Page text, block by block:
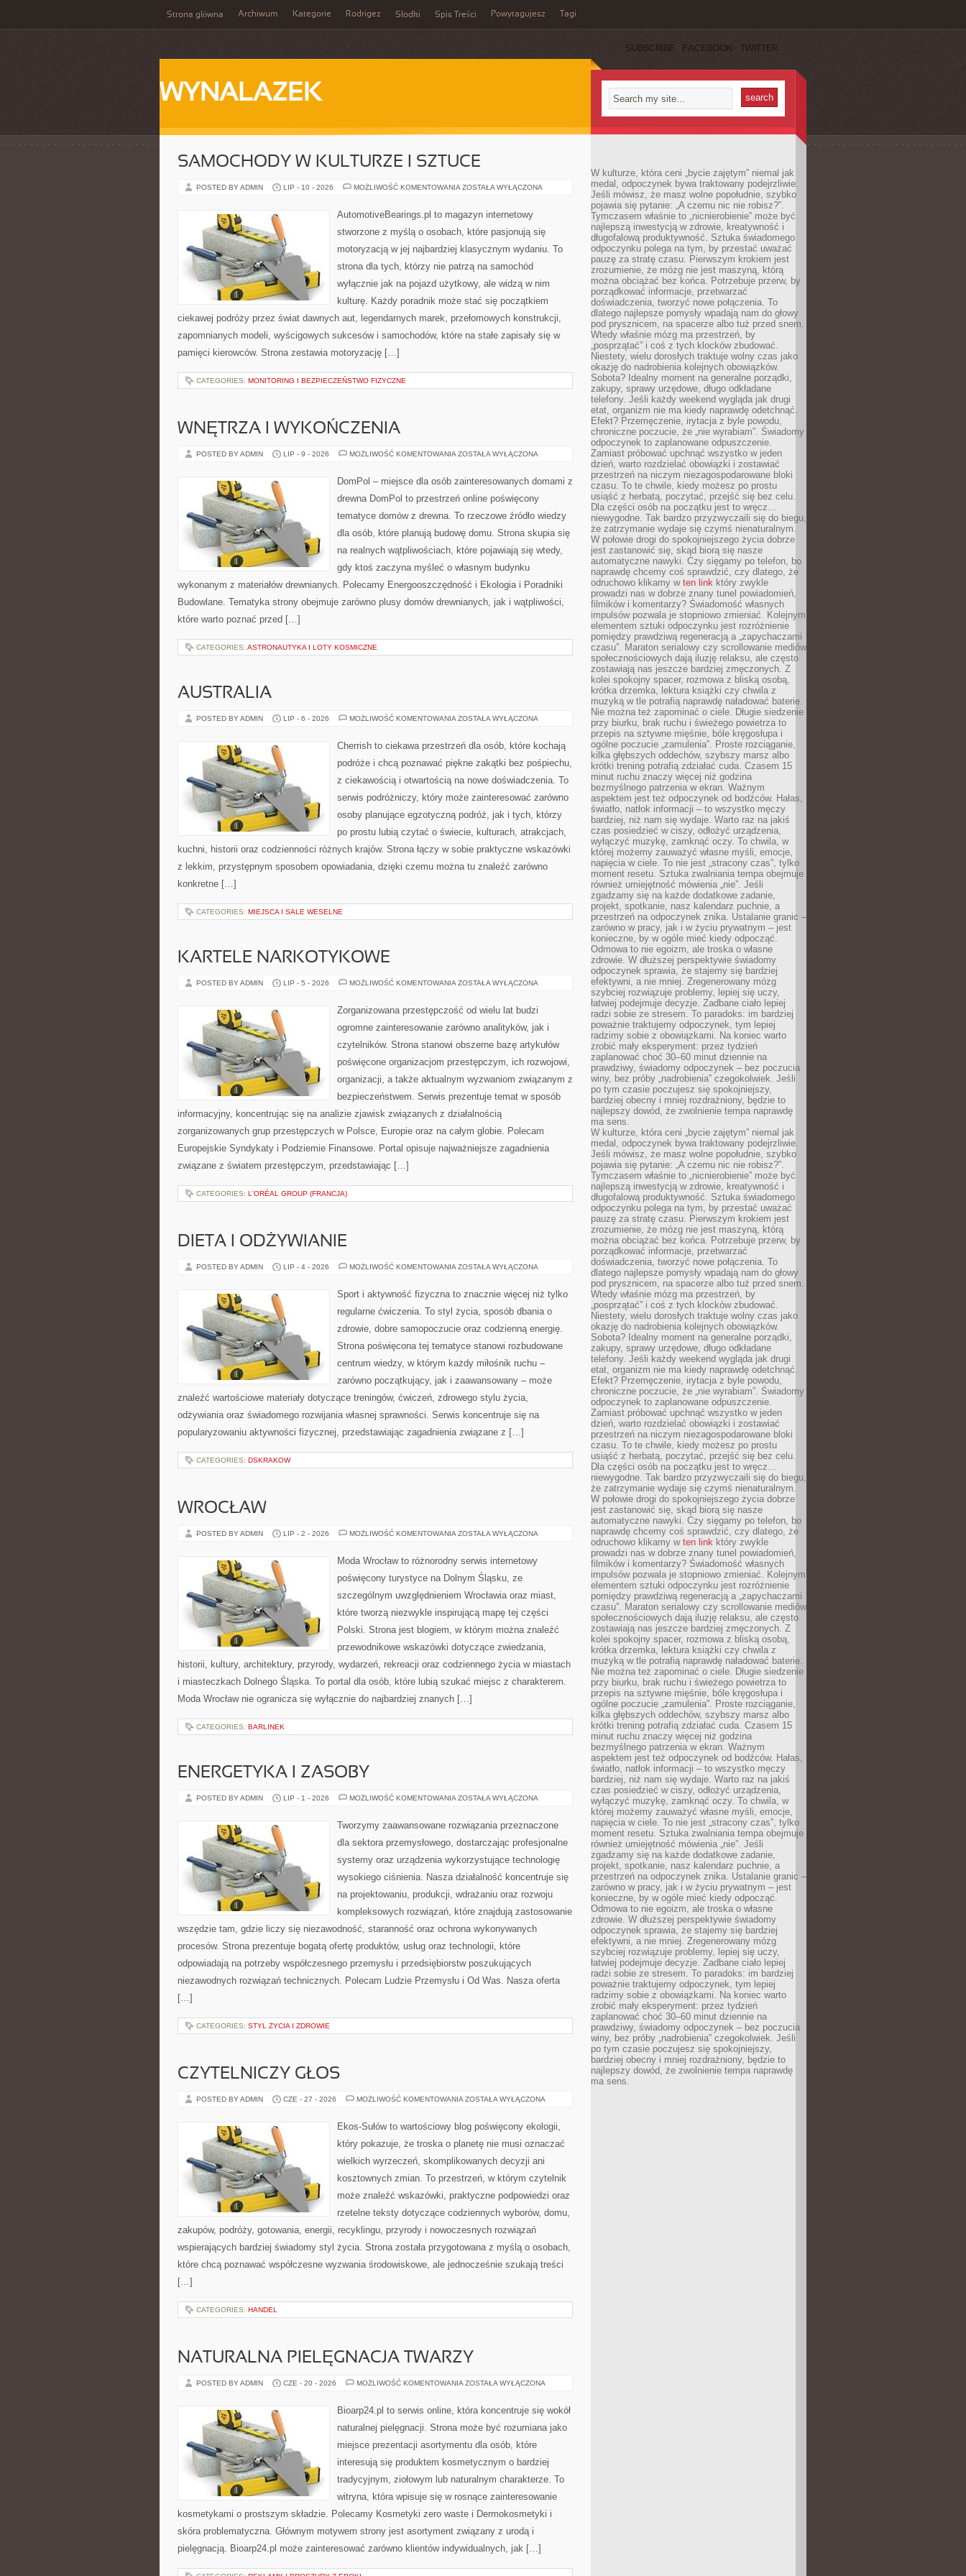
Strona główna Archiwum Kategorie Rodrigez Słodki Spis Treści Powytagujesz Tagi
SUBSCRIBE FACEBOOK TWITTER
WYNALAZEK
SAMOCHODY W KULTURZE I SZTUCE
POSTED BY ADMIN LIP - 10 - 2026 MOŻLIWOŚĆ KOMENTOWANIA SAMOCHODY
SZTUCE
ZOSTAŁA WYŁĄCZONA
AutomotiveBearings.pl to magazyn internetowy
stworzone z myślą o osobach, które pasjonują się
motoryzacją w jej najbardziej klasycznym wydaniu. To
strona dla tych, którzy nie patrzą na samochód
wyłącznie jak na pojazd użytkowy, ale widzą w nim
kulturę. Każdy poradnik może stać się początkiem
ciekawej podróży przez świat dawnych aut, legendarnych marek, przełomowych konstrukcji,
zapomnianych modeli, wyścigowych sukcesów i samochodów, które na stałe zapisały się w
pamięci kierowców. Strona zestawia motoryzację […]
CATEGORIES: MONITORING I BEZPIECZEŃSTWO FIZYCZNE
WNĘTRZA I WYKOŃCZENIA
POSTED BY ADMIN LIP - 9 - 2026 MOŻLIWOŚĆ KOMENTOWANIA WNĘTRZA
ZOSTAŁA WYŁĄCZONA
DomPol – miejsce dla osób zainteresowanych domami z
drewna DomPol to przestrzeń online poświęcony
tematyce domów z drewna. To rzeczowe źródło wiedzy
dla osób, które planują budowę domu. Strona skupia się
na realnych wątpliwościach, które pojawiają się wtedy,
gdy ktoś zaczyna myśleć o własnym budynku
wykonanym z materiałów drewnianych. Polecamy Energooszczędność i Ekologia i Poradniki
Budowlane. Tematyka strony obejmuje zarówno plusy domów drewnianych, jak i wątpliwości,
które warto poznać przed […]
CATEGORIES: ASTRONAUTYKA I LOTY KOSMICZNE
AUSTRALIA
POSTED BY ADMIN LIP - 6 - 2026 MOŻLIWOŚĆ KOMENTOWANIA AUSTRALIA
ZOSTAŁA WYŁĄCZONA
Cherrish to ciekawa przestrzeń dla osób, które kochają
podróże i chcą poznawać piękne zakątki bez pośpiechu,
z ciekawością i otwartością na nowe doświadczenia. To
serwis podróżniczy, który może zainteresować zarówno
osoby planujące egzotyczną podróż, jak i tych, którzy
po prostu lubią czytać o świecie, kulturach, atrakcjach,
kuchni, historii oraz codzienności różnych krajów. Strona łączy w sobie praktyczne wskazówki
z lekkim, przystępnym sposobem opowiadania, dzięki czemu można tu znaleźć zarówno
konkretne […]
CATEGORIES: MIEJSCA I SALE WESELNE
KARTELE NARKOTYKOWE
POSTED BY ADMIN LIP - 5 - 2026 MOŻLIWOŚĆ KOMENTOWANIA KARTELE
ZOSTAŁA WYŁĄCZONA
Zorganizowana przestępczość od wielu lat budzi
ogromne zainteresowanie zarówno analityków, jak i
czytelników. Strona stanowi obszerne bazę artykułów
poświęcone organizacjom przestępczym, ich rozwojowi,
organizacji, a także aktualnym wyzwaniom związanym z
bezpieczeństwem. Serwis prezentuje temat w sposób
informacyjny, koncentrując się na analizie zjawisk związanych z działalnością
zorganizowanych grup przestępczych w Polsce, Europie oraz na całym globie. Polecam
Europejskie Syndykaty i Podziemie Finansowe. Portal opisuje najważniejsze zagadnienia
związane z światem przestępczym, przedstawiając […]
CATEGORIES: L'ORÉAL GROUP (FRANCJA)
DIETA I ODŻYWIANIE
POSTED BY ADMIN LIP - 4 - 2026 MOŻLIWOŚĆ KOMENTOWANIA DIETA
ZOSTAŁA WYŁĄCZONA
Sport i aktywność fizyczna to znacznie więcej niż tylko
regularne ćwiczenia. To styl życia, sposób dbania o
zdrowie, dobre samopoczucie oraz codzienną energię.
Strona poświęcona tej tematyce stanowi rozbudowane
centrum wiedzy, w którym każdy miłośnik ruchu –
zarówno początkujący, jak i zaawansowany – może
znaleźć wartościowe materiały dotyczące treningów, ćwiczeń, zdrowego stylu życia,
odżywiania oraz świadomego rozwijania własnej sprawności. Serwis koncentruje się na
popularyzowaniu aktywności fizycznej, przedstawiając zagadnienia związane z […]
CATEGORIES: DSKRAKOW
WROCŁAW
POSTED BY ADMIN LIP - 2 - 2026 MOŻLIWOŚĆ KOMENTOWANIA WROCŁAW
ZOSTAŁA WYŁĄCZONA
Moda Wrocław to różnorodny serwis internetowy
poświęcony turystyce na Dolnym Śląsku, ze
szczególnym uwzględnieniem Wrocławia oraz miast,
które tworzą niezwykle inspirującą mapę tej części
Polski. Strona jest blogiem, w którym można znaleźć
przewodnikowe wskazówki dotyczące zwiedzania,
historii, kultury, architektury, przyrody, wydarzeń, rekreacji oraz codziennego życia w miastach
i miasteczkach Dolnego Śląska. To portal dla osób, które lubią szukać miejsc z charakterem.
Moda Wrocław nie ogranicza się wyłącznie do najbardziej znanych […]
CATEGORIES: BARLINEK
ENERGETYKA I ZASOBY
POSTED BY ADMIN LIP - 1 - 2026 MOŻLIWOŚĆ KOMENTOWANIA ENERGETYKA
ZOSTAŁA WYŁĄCZONA
Tworzymy zaawansowane rozwiązania przeznaczone
dla sektora przemysłowego, dostarczając profesjonalne
systemy oraz urządzenia wykorzystujące technologię
wysokiego ciśnienia. Nasza działalność koncentruje się
na projektowaniu, produkcji, wdrażaniu oraz rozwoju
kompleksowych rozwiązań, które znajdują zastosowanie
wszędzie tam, gdzie liczy się niezawodność, staranność oraz ochrona wykonywanych
procesów. Strona prezentuje bogatą ofertę produktów, usług oraz technologii, które
odpowiadają na potrzeby współczesnego przemysłu i przedsiębiorstw poszukujących
niezawodnych rozwiązań technicznych. Polecam Ludzie Przemysłu i Od Was. Nasza oferta
[…]
CATEGORIES: STYL ŻYCIA I ZDROWIE
CZYTELNICZY GŁOS
POSTED BY ADMIN CZE - 27 - 2026 MOŻLIWOŚĆ KOMENTOWANIA CZYTELNICZY
ZOSTAŁA WYŁĄCZONA
Ekos-Sułów to wartościowy blog poświęcony ekologii,
który pokazuje, że troska o planetę nie musi oznaczać
wielkich wyrzeczeń, skomplikowanych decyzji ani
kosztownych zmian. To przestrzeń, w którym czytelnik
może znaleźć wskazówki, praktyczne podpowiedzi oraz
rzetelne teksty dotyczące codziennych wyborów, domu,
zakupów, podróży, gotowania, energii, recyklingu, przyrody i nowoczesnych rozwiązań
wspierających bardziej świadomy styl życia. Strona została przygotowana z myślą o osobach,
które chcą poznawać współczesne wyzwania środowiskowe, ale jednocześnie szukają treści
[…]
CATEGORIES: HANDEL
NATURALNA PIELĘGNACJA TWARZY
POSTED BY ADMIN CZE - 20 - 2026 MOŻLIWOŚĆ KOMENTOWANIA NATURALNA
ZOSTAŁA WYŁĄCZONA
Bioarp24.pl to serwis online, która koncentruje się wokół
naturalnej pielęgnacji. Strona może być rozumiana jako
miejsce prezentacji asortymentu dla osób, które
interesują się produktem kosmetycznym o bardziej
tradycyjnym, ziołowym lub naturalnym charakterze. To
witryna, która wpisuje się w rosnące zainteresowanie
kosmetykami o prostszym składzie. Polecamy Kosmetyki zero waste i Dermokosmetyki i
skóra problematyczna. Głównym motywem strony jest asortyment związany z urodą i
pielęgnacją. Bioarp24.pl może zainteresować zarówno klientów indywidualnych, jak […]
W kulturze, która ceni „bycie zajętym” niemal jak
medal, odpoczynek bywa traktowany podejrzliwie.
Jeśli mówisz, że masz wolne popołudnie, szybko
pojawia się pytanie: „A czemu nic nie robisz?”.
Tymczasem właśnie to „nicnierobienie” może być
najlepszą inwestycją w zdrowie, kreatywność i
długofalową produktywność. Sztuka świadomego
odpoczynku polega na tym, by przestać uważać
pauzę za stratę czasu. Pierwszym krokiem jest
zrozumienie, że mózg nie jest maszyną, którą
można obciążać bez końca. Potrzebuje przerw, by
porządkować informacje, przetwarzać
doświadczenia, tworzyć nowe połączenia. To
dlatego najlepsze pomysły wpadają nam do głowy
pod prysznicem, na spacerze albo tuż przed snem.
Wtedy właśnie mózg ma przestrzeń, by
„posprzątać” i coś z tych klocków zbudować.
Niestety, wielu dorosłych traktuje wolny czas jako
okazję do nadrobienia kolejnych obowiązków.
Sobota? Idealny moment na generalne porządki,
zakupy, sprawy urzędowe, długo odkładane
telefony. Jeśli każdy weekend wygląda jak drugi
etat, organizm nie ma kiedy naprawdę odetchnąć.
Efekt? Przemęczenie, irytacja z byle powodu,
chroniczne poczucie, że „nie wyrabiam”. Świadomy
odpoczynek to zaplanowane odpuszczenie.
Zamiast próbować upchnąć wszystko w jeden
dzień, warto rozdzielać obowiązki i zostawiać
przestrzeń na niczym niezagospodarowane bloki
czasu. To te chwile, kiedy możesz po prostu
usiąść z herbatą, poczytać, przejść się bez celu.
Dla części osób na początku jest to wręcz…
niewygodne. Tak bardzo przyzwyczaili się do biegu,
że zatrzymanie wydaje się czymś nienaturalnym.
W połowie drogi do spokojniejszego życia dobrze
jest zastanowić się, skąd biorą się nasze
automatyczne nawyki. Czy sięgamy po telefon, bo
naprawdę chcemy coś sprawdzić, czy dlatego, że
odruchowo klikamy w ten link który zwykle
prowadzi nas w dobrze znany tunel powiadomień,
filmików i komentarzy? Świadomość własnych
impulsów pozwala je stopniowo zmieniać. Kolejnym
elementem sztuki odpoczynku jest rozróżnienie
pomiędzy prawdziwą regeneracją a „zapychaczami
czasu”. Maraton serialowy czy scrollowanie mediów
społecznościowych dają iluzję relaksu, ale często
zostawiają nas jeszcze bardziej zmęczonych. Z
kolei spokojny spacer, rozmowa z bliską osobą,
krótka drzemka, lektura książki czy chwila z
muzyką w tle potrafią naprawdę naładować baterie.
Nie można też zapominać o ciele. Długie siedzenie
przy biurku, brak ruchu i świeżego powietrza to
przepis na sztywne mięśnie, bóle kręgosłupa i
ogólne poczucie „zamulenia”. Proste rozciąganie,
kilka głębszych oddechów, szybszy marsz albo
krótki trening potrafią zdziałać cuda. Czasem 15
minut ruchu znaczy więcej niż godzina
bezmyślnego patrzenia w ekran. Ważnym
aspektem jest też odpoczynek od bodźców. Hałas,
światło, natłok informacji – to wszystko męczy
bardziej, niż nam się wydaje. Warto raz na jakiś
czas posiedzieć w ciszy, odłożyć urządzenia,
wyłączyć muzykę, zamknąć oczy. To chwila, w
której możemy zauważyć własne myśli, emocje,
napięcia w ciele. To nie jest „stracony czas”, tylko
moment resetu. Sztuka zwalniania tempa obejmuje
również umiejętność mówienia „nie”. Jeśli
zgadzamy się na każde dodatkowe zadanie,
projekt, spotkanie, nasz kalendarz puchnie, a
przestrzeń na odpoczynek znika. Ustalanie granic –
zarówno w pracy, jak i w życiu prywatnym – jest
konieczne, by w ogóle mieć kiedy odpocząć.
Odmowa to nie egoizm, ale troska o własne
zdrowie. W dłuższej perspektywie świadomy
odpoczynek sprawia, że stajemy się bardziej
efektywni, a nie mniej. Zregenerowany mózg
szybciej rozwiązuje problemy, lepiej się uczy,
łatwiej podejmuje decyzje. Zadbane ciało lepiej
radzi sobie ze stresem. To paradoks: im bardziej
poważnie traktujemy odpoczynek, tym lepiej
radzimy sobie z obowiązkami. Na koniec warto
zrobić mały eksperyment: przez tydzień
zaplanować choć 30–60 minut dziennie na
prawdziwy, świadomy odpoczynek – bez poczucia
winy, bez próby „nadrobienia” czegokolwiek. Jeśli
po tym czasie poczujesz się spokojniejszy,
bardziej obecny i mniej rozdrażniony, będzie to
najlepszy dowód, że zwolnienie tempa naprawdę
ma sens.
W kulturze, która ceni „bycie zajętym” niemal jak
medal, odpoczynek bywa traktowany podejrzliwie.
Jeśli mówisz, że masz wolne popołudnie, szybko
pojawia się pytanie: „A czemu nic nie robisz?”.
Tymczasem właśnie to „nicnierobienie” może być
najlepszą inwestycją w zdrowie, kreatywność i
długofalową produktywność. Sztuka świadomego
odpoczynku polega na tym, by przestać uważać
pauzę za stratę czasu. Pierwszym krokiem jest
zrozumienie, że mózg nie jest maszyną, którą
można obciążać bez końca. Potrzebuje przerw, by
porządkować informacje, przetwarzać
doświadczenia, tworzyć nowe połączenia. To
dlatego najlepsze pomysły wpadają nam do głowy
pod prysznicem, na spacerze albo tuż przed snem.
Wtedy właśnie mózg ma przestrzeń, by
„posprzątać” i coś z tych klocków zbudować.
Niestety, wielu dorosłych traktuje wolny czas jako
okazję do nadrobienia kolejnych obowiązków.
Sobota? Idealny moment na generalne porządki,
zakupy, sprawy urzędowe, długo odkładane
telefony. Jeśli każdy weekend wygląda jak drugi
etat, organizm nie ma kiedy naprawdę odetchnąć.
Efekt? Przemęczenie, irytacja z byle powodu,
chroniczne poczucie, że „nie wyrabiam”. Świadomy
odpoczynek to zaplanowane odpuszczenie.
Zamiast próbować upchnąć wszystko w jeden
dzień, warto rozdzielać obowiązki i zostawiać
przestrzeń na niczym niezagospodarowane bloki
czasu. To te chwile, kiedy możesz po prostu
usiąść z herbatą, poczytać, przejść się bez celu.
Dla części osób na początku jest to wręcz…
niewygodne. Tak bardzo przyzwyczaili się do biegu,
że zatrzymanie wydaje się czymś nienaturalnym.
W połowie drogi do spokojniejszego życia dobrze
jest zastanowić się, skąd biorą się nasze
automatyczne nawyki. Czy sięgamy po telefon, bo
naprawdę chcemy coś sprawdzić, czy dlatego, że
odruchowo klikamy w ten link który zwykle
prowadzi nas w dobrze znany tunel powiadomień,
filmików i komentarzy? Świadomość własnych
impulsów pozwala je stopniowo zmieniać. Kolejnym
elementem sztuki odpoczynku jest rozróżnienie
pomiędzy prawdziwą regeneracją a „zapychaczami
czasu”. Maraton serialowy czy scrollowanie mediów
społecznościowych dają iluzję relaksu, ale często
zostawiają nas jeszcze bardziej zmęczonych. Z
kolei spokojny spacer, rozmowa z bliską osobą,
krótka drzemka, lektura książki czy chwila z
muzyką w tle potrafią naprawdę naładować baterie.
Nie można też zapominać o ciele. Długie siedzenie
przy biurku, brak ruchu i świeżego powietrza to
przepis na sztywne mięśnie, bóle kręgosłupa i
ogólne poczucie „zamulenia”. Proste rozciąganie,
kilka głębszych oddechów, szybszy marsz albo
krótki trening potrafią zdziałać cuda. Czasem 15
minut ruchu znaczy więcej niż godzina
bezmyślnego patrzenia w ekran. Ważnym
aspektem jest też odpoczynek od bodźców. Hałas,
światło, natłok informacji – to wszystko męczy
bardziej, niż nam się wydaje. Warto raz na jakiś
czas posiedzieć w ciszy, odłożyć urządzenia,
wyłączyć muzykę, zamknąć oczy. To chwila, w
której możemy zauważyć własne myśli, emocje,
napięcia w ciele. To nie jest „stracony czas”, tylko
moment resetu. Sztuka zwalniania tempa obejmuje
również umiejętność mówienia „nie”. Jeśli
zgadzamy się na każde dodatkowe zadanie,
projekt, spotkanie, nasz kalendarz puchnie, a
przestrzeń na odpoczynek znika. Ustalanie granic –
zarówno w pracy, jak i w życiu prywatnym – jest
konieczne, by w ogóle mieć kiedy odpocząć.
Odmowa to nie egoizm, ale troska o własne
zdrowie. W dłuższej perspektywie świadomy
odpoczynek sprawia, że stajemy się bardziej
efektywni, a nie mniej. Zregenerowany mózg
szybciej rozwiązuje problemy, lepiej się uczy,
łatwiej podejmuje decyzje. Zadbane ciało lepiej
radzi sobie ze stresem. To paradoks: im bardziej
poważnie traktujemy odpoczynek, tym lepiej
radzimy sobie z obowiązkami. Na koniec warto
zrobić mały eksperyment: przez tydzień
zaplanować choć 30–60 minut dziennie na
prawdziwy, świadomy odpoczynek – bez poczucia
winy, bez próby „nadrobienia” czegokolwiek. Jeśli
po tym czasie poczujesz się spokojniejszy,
bardziej obecny i mniej rozdrażniony, będzie to
najlepszy dowód, że zwolnienie tempa naprawdę
ma sens.